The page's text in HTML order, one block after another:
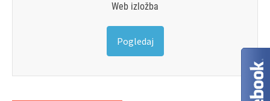
Web izložba
Pogledaj